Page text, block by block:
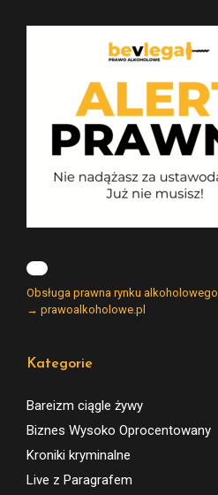
Obsługa prawna rynku alkoholowego
→ prawoalkoholowe.pl
Kategorie
Bareizm ciągle żywy
Biznes Wysoko Oprocentowany
Kroniki kryminalne
Live z Paragrafem